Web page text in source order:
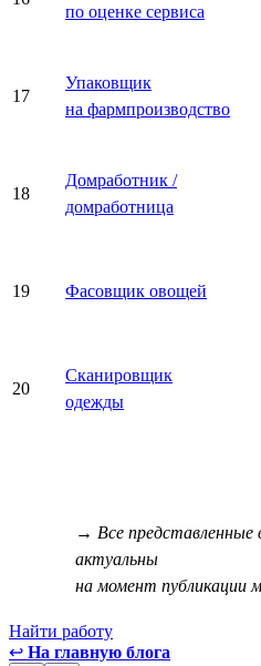
по оценке сервиса
17
Упаковщик
на фармпроизводство
18
Домработник /
домработница
19 Фасовщик овощей
20
Сканировщик
одежды
→ Все представленные
актуальны
на момент публикации
Найти работу
↩ На главную блога